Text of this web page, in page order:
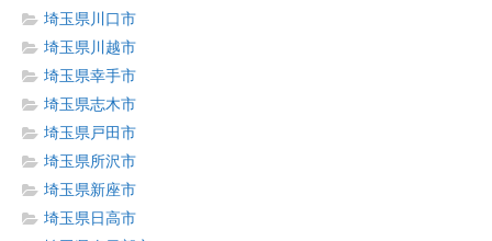
埼玉県川口市
埼玉県川越市
埼玉県幸手市
埼玉県志木市
埼玉県戸田市
埼玉県所沢市
埼玉県新座市
埼玉県日高市